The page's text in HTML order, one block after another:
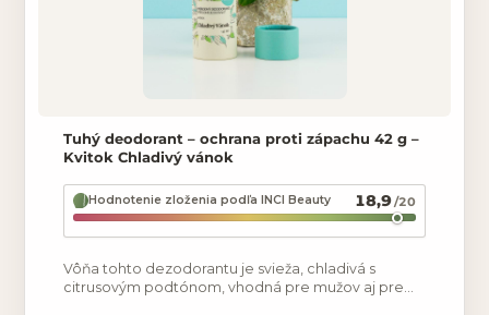
Tuhý deodorant – ochrana proti zápachu 42 g –
Kvitok Chladivý vánok
Hodnotenie zloženia podľa INCI Beauty 18,9/20
Vôňa tohto dezodorantu je svieža, chladivá s
citrusovým podtónom, vhodná pre mužov aj pre